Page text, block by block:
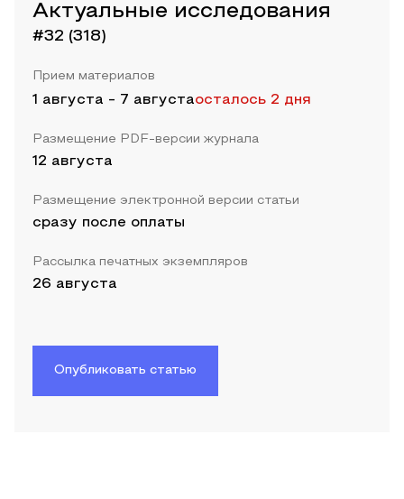
Актуальные исследования
#32 (318)
Прием материалов
1 августа - 7 августаосталось 2 дня
Размещение PDF-версии журнала
12 августа
Размещение электронной версии статьи
сразу после оплаты
Рассылка печатных экземпляров
26 августа
Опубликовать статью